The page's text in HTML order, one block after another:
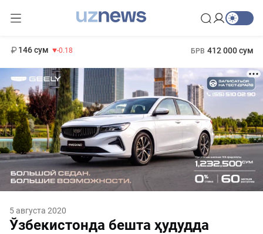
146 сум -0.18 БРВ 412 000 сум
5 августа 2020
Ўзбекистонда бешта ҳудудда